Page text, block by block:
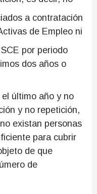
a contratación
de Empleo ni
por periodo
dos años o
último año y no
y no repetición,
existan personas
para cubrir
de que
de